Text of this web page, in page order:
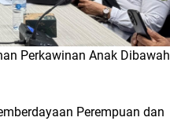
Perkawinan Anak Dibawah
Perempuan dan